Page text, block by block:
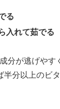
る
入れて茹でる
分が逃げやす
半分以上のビ